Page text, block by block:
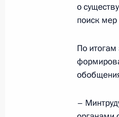
28 ноября
новых
о
поиск
По итогам
–